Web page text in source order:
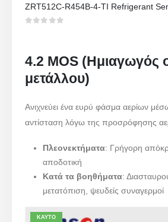
4.2 MOS (Ημιαγωγός
μετάλλου)
Ανιχνεύει ένα ευρύ φάσμα αερίων
αντίσταση λόγω της προσρόφησης
Πλεονεκτήματα: Γρήγορη
αποδοτική
Κατά τα βοηθήματα:
μετατόπιση, ψευδείς συναγερμοί
ΚΑΥΤΌ